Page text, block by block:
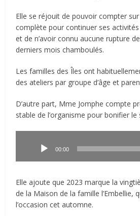
Elle se réjouit de pouvoir compter
complète pour continuer ses
et de n’avoir connu aucune rupture
derniers mois chamboulés.
Les familles des Îles ont
des ateliers par groupe d’âge et
D’autre part, Mme Jomphe compte
stable de l’organisme pour bonifier
00:00
Elle ajoute que 2023 marque la
de la Maison de la famille l’Embellie,
l’occasion cet automne.